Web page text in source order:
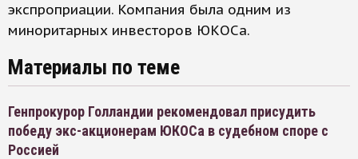
экспроприации. Компания была одним из
миноритарных инвесторов ЮКОСа.
Материалы по теме
Генпрокурор Голландии рекомендовал присудить
победу экс-акционерам ЮКОСа в судебном споре с
Россией